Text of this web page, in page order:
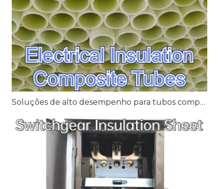
Soluções de alto desempenho para tubos compostos de isolamento elétrico